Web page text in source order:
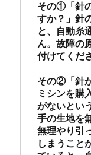
その①「針
すか？」針
と、自動糸
ん。故障の
付けてくだ
その②「針
ミシンを購
がないとい
手の生地を
無理やり引
しまうこと